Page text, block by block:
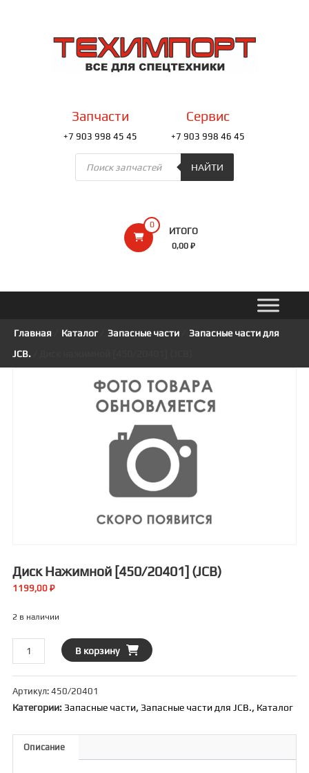
содержимомуТЕХИМПОРТ
Всё
0
ИТОГО
0,00 ₽
Запчасти
+7 903 998 45 45
Сервис
+7 903 998 46 45
Поиск
товаров
НАЙТИ
Главная Каталог/ Запасные части/
Запасные части для
JCB./ Диск нажимной [450/20401] (JCB)
Диск Нажимной [450/20401] (JCB)
1199,00 ₽
2 в наличии
товара
Диск
нажимной
[450/20401]
В корзину
Артикул: 450/20401
Категории: Запасные части, Запасные части для JCB., Каталог
Описание